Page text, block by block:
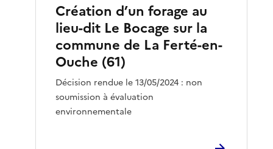
Création d’un forage au
lieu-dit Le Bocage sur la
commune de La Ferté-en-
Ouche (61)
Décision rendue le 13/05/2024 : non
soumission à évaluation
environnementale